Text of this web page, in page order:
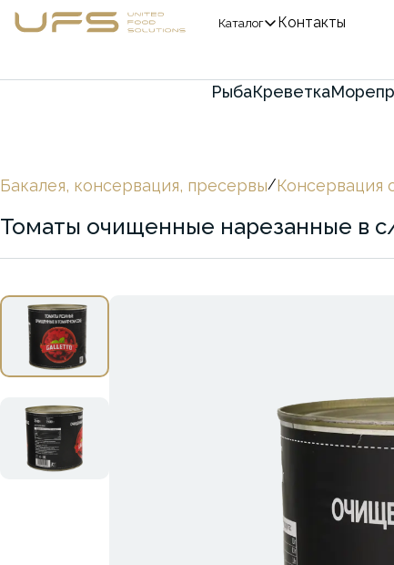
Каталог Контакты
РыбаКреветка
Бакалея, консервация, пресервы/Консервация
Томаты очищенные нарезанные в